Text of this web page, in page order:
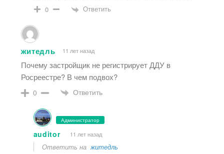
0 Ответить
житедль 11 лет назад
Почему застройщик не регистрирует ДДУ в
Росреестре? В чем подвох?
0 Ответить
Администратор
auditor 11 лет назад
Ответить нажитедль